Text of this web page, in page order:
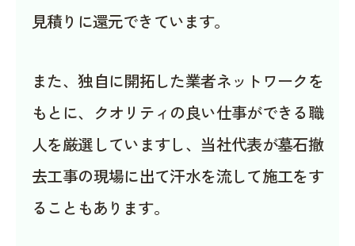
見積りに還元できています。
また、独自に開拓した業者ネットワークを
もとに、クオリティの良い仕事ができる職
人を厳選していますし、当社代表が墓石撤
去工事の現場に出て汗水を流して施工をす
ることもあります。